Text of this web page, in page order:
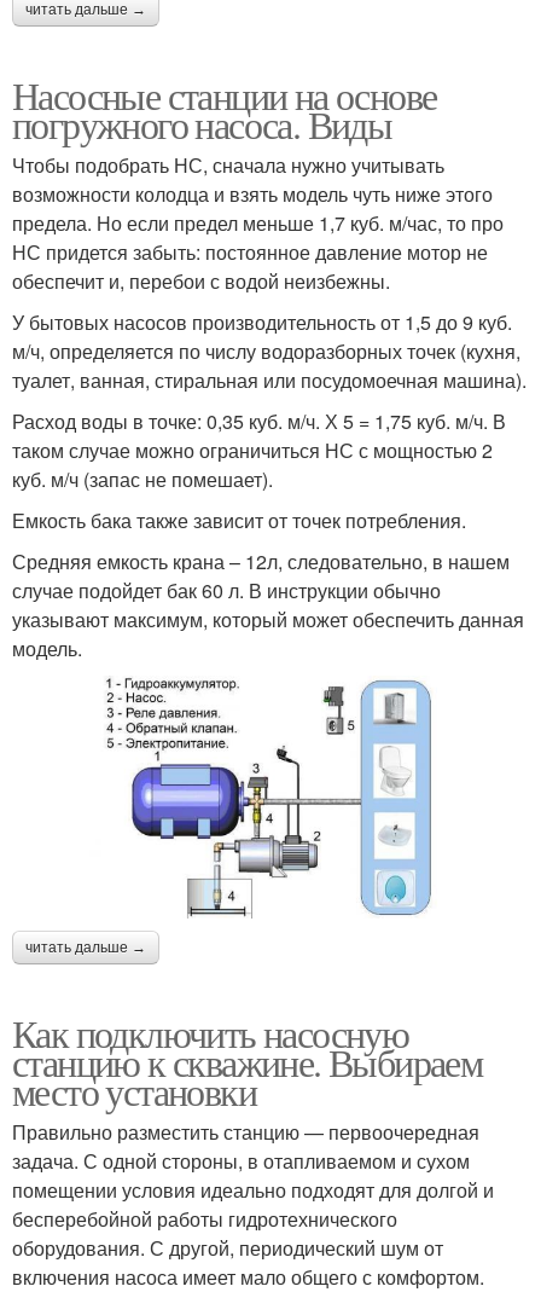
читать дальше →
Насосные станции на основе
погружного насоса. Виды
Чтобы подобрать НС, сначала нужно учитывать
возможности колодца и взять модель чуть ниже этого
предела. Но если предел меньше 1,7 куб. м/час, то про
НС придется забыть: постоянное давление мотор не
обеспечит и, перебои с водой неизбежны.
У бытовых насосов производительность от 1,5 до 9 куб.
м/ч, определяется по числу водоразборных точек (кухня,
туалет, ванная, стиральная или посудомоечная машина).
Расход воды в точке: 0,35 куб. м/ч. Х 5 = 1,75 куб. м/ч. В
таком случае можно ограничиться НС с мощностью 2
куб. м/ч (запас не помешает).
Емкость бака также зависит от точек потребления.
Средняя емкость крана – 12л, следовательно, в нашем
случае подойдет бак 60 л. В инструкции обычно
указывают максимум, который может обеспечить данная
модель.
читать дальше →
Как подключить насосную
станцию к скважине. Выбираем
место установки
Правильно разместить станцию — первоочередная
задача. С одной стороны, в отапливаемом и сухом
помещении условия идеально подходят для долгой и
бесперебойной работы гидротехнического
оборудования. С другой, периодический шум от
включения насоса имеет мало общего с комфортом.